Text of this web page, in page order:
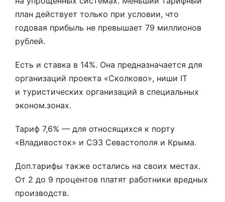
план действует только при условии, что
годовая прибыль не превышает 79 миллионов
рублей.
Есть и ставка в 14%. Она предназначается для
организаций проекта «Сколково», ниши IT
и туристических организаций в специальных
эконом.зонах.
Тариф 7,6% — для относящихся к порту
«Владивосток» и СЭЗ Севастополя и Крыма.
Доп.тарифы также остались на своих местах.
От 2 до 9 процентов платят работники вредных
производств.